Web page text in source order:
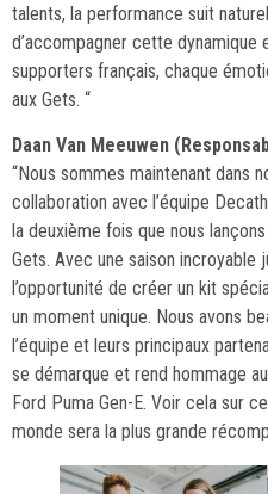
talents, la performance suit
d’accompagner cette
supporters français, chaque
aux Gets. “
Daan Van Meeuwen
“Nous sommes maintenant dans
collaboration avec l’équipe
la deuxième fois que nous
Gets. Avec une saison incroyable
l’opportunité de créer un kit
un moment unique. Nous avons
l’équipe et leurs principaux
se démarque et rend hommage
Ford Puma Gen-E. Voir cela sur
monde sera la plus grande